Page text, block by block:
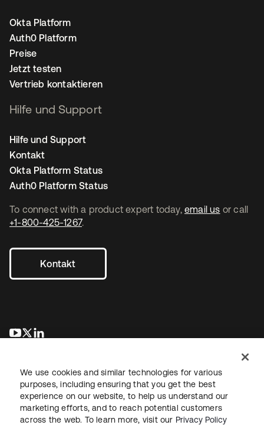
To connect with a product expert today, email us or call
+1-800-425-1267.
Kontakt
wird in einer neuen Registerkarte geöffnet
wird in einer neuen Registerkarte geöffnet
Okta Platform
Auth0 Platform
Preise
Jetzt testen
Vertrieb kontaktieren
Hilfe und Support
Hilfe und Support
Kontakt
Okta Platform Status
Auth0 Platform Status
We use cookies and similar technologies for various
purposes, including ensuring that you get the best
experience on our website, to help us understand our
marketing efforts, and to reach potential customers
across the web. To learn more, visit our Privacy Policy